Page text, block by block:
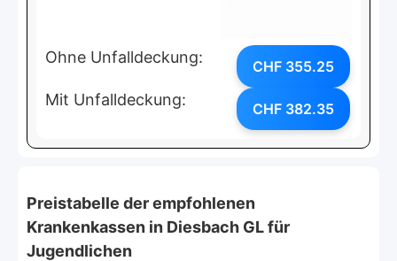
Ohne Unfalldeckung: CHF 355.25
Mit Unfalldeckung: CHF 382.35
Preistabelle der empfohlenen
Krankenkassen in Diesbach GL für
Jugendlichen